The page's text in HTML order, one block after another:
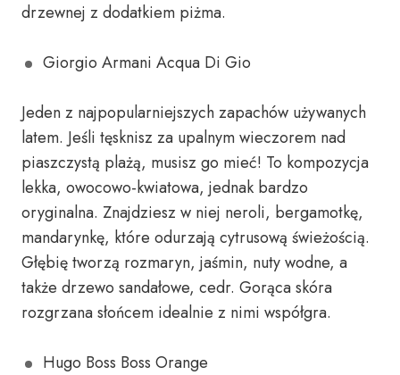
drzewnej z dodatkiem piżma.
Giorgio Armani Acqua Di Gio
Jeden z najpopularniejszych zapachów używanych
latem. Jeśli tęsknisz za upalnym wieczorem nad
piaszczystą plażą, musisz go mieć! To kompozycja
lekka, owocowo-kwiatowa, jednak bardzo
oryginalna. Znajdziesz w niej neroli, bergamotkę,
mandarynkę, które odurzają cytrusową świeżością.
Głębię tworzą rozmaryn, jaśmin, nuty wodne, a
także drzewo sandałowe, cedr. Gorąca skóra
rozgrzana słońcem idealnie z nimi współgra.
Hugo Boss Boss Orange